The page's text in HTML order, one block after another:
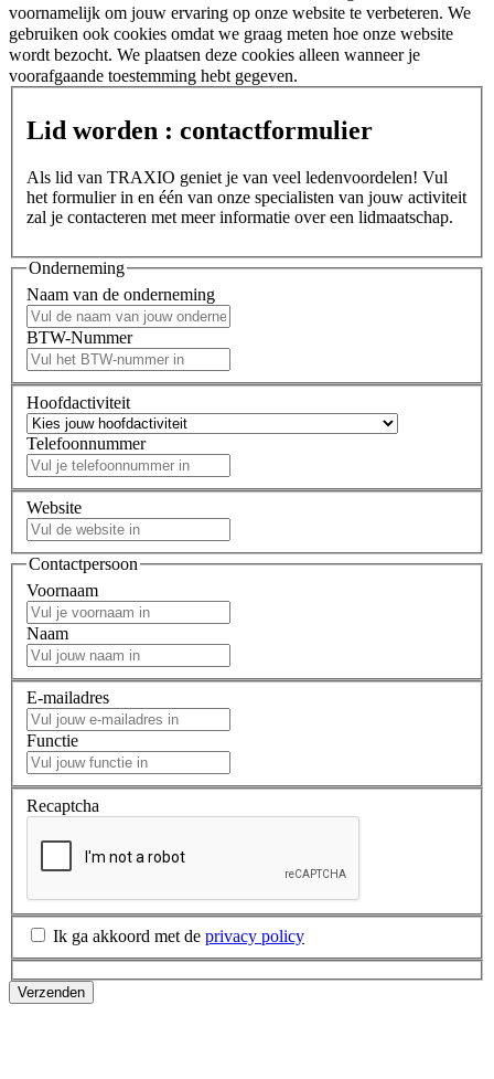
voornamelijk om jouw ervaring op onze website te verbeteren. We
gebruiken ook cookies omdat we graag meten hoe onze website
wordt bezocht. We plaatsen deze cookies alleen wanneer je
voorafgaande toestemming hebt gegeven.
Lid worden : contactformulier
Als lid van TRAXIO geniet je van veel ledenvoordelen! Vul
het formulier in en één van onze specialisten van jouw activiteit
zal je contacteren met meer informatie over een lidmaatschap.
Onderneming
Naam van de onderneming
BTW-Nummer
Hoofdactiviteit
Telefoonnummer
Website
Contactpersoon
Voornaam
Naam
E-mailadres
Functie
Recaptcha
Ik ga akkoord met de privacy policy